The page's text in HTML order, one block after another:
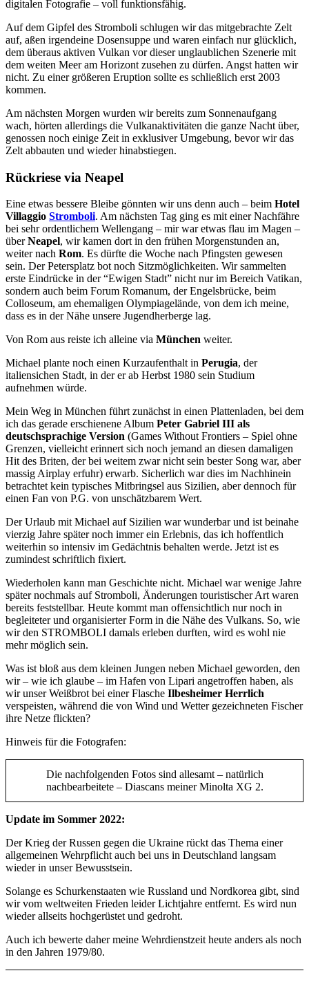
digitalen Fotografie – voll funktionsfähig.
Auf dem Gipfel des Stromboli schlugen wir das mitgebrachte Zelt
auf, aßen irgendeine Dosensuppe und waren einfach nur glücklich,
dem überaus aktiven Vulkan vor dieser unglaublichen Szenerie mit
dem weiten Meer am Horizont zusehen zu dürfen. Angst hatten wir
nicht. Zu einer größeren Eruption sollte es schließlich erst 2003
kommen.
Am nächsten Morgen wurden wir bereits zum Sonnenaufgang
wach, hörten allerdings die Vulkanaktivitäten die ganze Nacht über,
genossen noch einige Zeit in exklusiver Umgebung, bevor wir das
Zelt abbauten und wieder hinabstiegen.
Rückriese via Neapel
Eine etwas bessere Bleibe gönnten wir uns denn auch – beim Hotel
Villaggio Stromboli. Am nächsten Tag ging es mit einer Nachfähre
bei sehr ordentlichem Wellengang – mir war etwas flau im Magen –
überNeapel, wir kamen dort in den frühen Morgenstunden an,
weiter nach Rom. Es dürfte die Woche nach Pfingsten gewesen
sein. Der Petersplatz bot noch Sitzmöglichkeiten. Wir sammelten
erste Eindrücke in der “Ewigen Stadt” nicht nur im Bereich Vatikan,
sondern auch beim Forum Romanum, der Engelsbrücke, beim
Colloseum, am ehemaligen Olympiagelände, von dem ich meine,
dass es in der Nähe unsere Jugendherberge lag.
Von Rom aus reiste ich alleine via München weiter.
Michael plante noch einen Kurzaufenthalt in Perugia, der
italiensichen Stadt, in der er ab Herbst 1980 sein Studium
aufnehmen würde.
Mein Weg in München führt zunächst in einen Plattenladen, bei dem
ich das gerade erschienene Album Peter Gabriel III als
deutschsprachige Version (Games Without Frontiers – Spiel ohne
Grenzen, vielleicht erinnert sich noch jemand an diesen damaligen
Hit des Briten, der bei weitem zwar nicht sein bester Song war, aber
massig Airplay erfuhr) erwarb. Sicherlich war dies im Nachhinein
betrachtet kein typisches Mitbringsel aus Sizilien, aber dennoch für
einen Fan von P.G. von unschätzbarem Wert.
Der Urlaub mit Michael auf Sizilien war wunderbar und ist beinahe
vierzig Jahre später noch immer ein Erlebnis, das ich hoffentlich
weiterhin so intensiv im Gedächtnis behalten werde. Jetzt ist es
zumindest schriftlich fixiert.
Wiederholen kann man Geschichte nicht. Michael war wenige Jahre
später nochmals auf Stromboli, Änderungen touristischer Art waren
bereits feststellbar. Heute kommt man offensichtlich nur noch in
begleiteter und organisierter Form in die Nähe des Vulkans. So, wie
wir den STROMBOLI damals erleben durften, wird es wohl nie
mehr möglich sein.
Was ist bloß aus dem kleinen Jungen neben Michael geworden, den
wir – wie ich glaube – im Hafen von Lipari angetroffen haben, als
wir unser Weißbrot bei einer Flasche Ilbesheimer Herrlich
verspeisten, während die von Wind und Wetter gezeichneten Fischer
ihre Netze flickten?
Hinweis für die Fotografen:
Die nachfolgenden Fotos sind allesamt – natürlich
nachbearbeitete – Diascans meiner Minolta XG 2.
Update im Sommer 2022:
Der Krieg der Russen gegen die Ukraine rückt das Thema einer
allgemeinen Wehrpflicht auch bei uns in Deutschland langsam
wieder in unser Bewusstsein.
Solange es Schurkenstaaten wie Russland und Nordkorea gibt, sind
wir vom weltweiten Frieden leider Lichtjahre entfernt. Es wird nun
wieder allseits hochgerüstet und gedroht.
Auch ich bewerte daher meine Wehrdienstzeit heute anders als noch
in den Jahren 1979/80.